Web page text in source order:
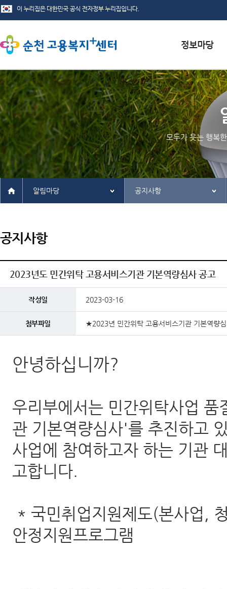
서식자료실
채용정보
인재정보
관련사이트
모두가 웃는 행복
알림마당 공지사항
공지사항
2023년도 민간위탁 고용서비스기관 기본역량심사 공고
작성일 2023-03-16
첨부파일 ★2023년 민간위탁 고용서비스기관 기본역량
안녕하십니까?
우리부에서는 민간위탁사업
관 기본역량심사'를 추진하고
사업에 참여하고자 하는 기관
고합니다.
* 국민취업지원제도(본사업,
안정지원프로그램